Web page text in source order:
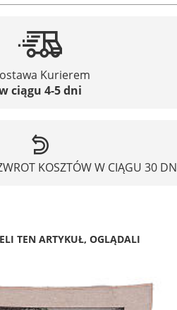
Kurierem
ciągu 4-5 dni
KOSZTÓW W CIĄGU 30
TEN ARTYKUŁ, OGLĄDALI